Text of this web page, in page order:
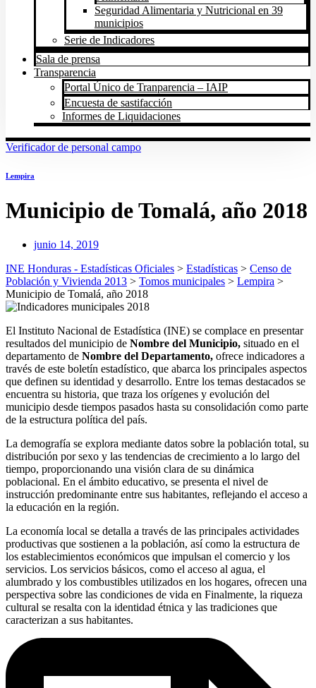
Seguridad Alimentaria y Nutricional en 39
municipios
Serie de Indicadores
Sala de prensa
Transparencia
Portal Único de Tranparencia – IAIP
Encuesta de sastifacción
Informes de Liquidaciones
Verificador de personal campo
Lempira
Municipio de Tomalá, año 2018
junio 14, 2019
INE Honduras - Estadísticas Oficiales > Estadísticas > Censo de
Población y Vivienda 2013 > Tomos municipales > Lempira >
Municipio de Tomalá, año 2018
El Instituto Nacional de Estadística (INE) se complace en presentar
resultados del municipio de Nombre del Municipio, situado en el
departamento de Nombre del Departamento, ofrece indicadores a
través de este boletín estadístico, que abarca los principales aspectos
que definen su identidad y desarrollo. Entre los temas destacados se
encuentra su historia, que traza los orígenes y evolución del
municipio desde tiempos pasados hasta su consolidación como parte
de la estructura política del país.
La demografía se explora mediante datos sobre la población total, su
distribución por sexo y las tendencias de crecimiento a lo largo del
tiempo, proporcionando una visión clara de su dinámica
poblacional. En el ámbito educativo, se presenta el nivel de
instrucción predominante entre sus habitantes, reflejando el acceso a
la educación en la región.
La economía local se detalla a través de las principales actividades
productivas que sostienen a la población, así como la estructura de
los establecimientos económicos que impulsan el comercio y los
servicios. Los servicios básicos, como el acceso al agua, el
alumbrado y los combustibles utilizados en los hogares, ofrecen una
perspectiva sobre las condiciones de vida en Finalmente, la riqueza
cultural se resalta con la identidad étnica y las tradiciones que
caracterizan a sus habitantes.